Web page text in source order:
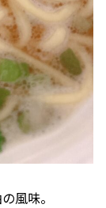
風味。